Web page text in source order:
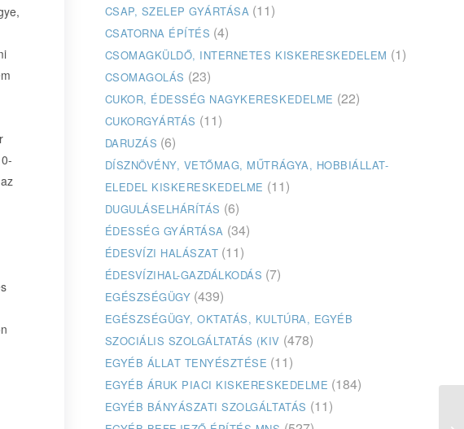
CSAP, SZELEP GYÁRTÁSA (11)
CSATORNA ÉPÍTÉS (4)
CSOMAGKÜLDŐ, INTERNETES KISKERESKEDELEM (1)
CSOMAGOLÁS (23)
CUKOR, ÉDESSÉG NAGYKERESKEDELME (22)
CUKORGYÁRTÁS (11)
DARUZÁS (6)
DÍSZNÖVÉNY, VETŐMAG, MŰTRÁGYA, HOBBIÁLLAT-
ELEDEL KISKERESKEDELME (11)
DUGULÁSELHÁRÍTÁS (6)
ÉDESSÉG GYÁRTÁSA (34)
ÉDESVÍZI HALÁSZAT (11)
ÉDESVÍZIHAL-GAZDÁLKODÁS (7)
EGÉSZSÉGÜGY (439)
EGÉSZSÉGÜGY, OKTATÁS, KULTÚRA, EGYÉB
SZOCIÁLIS SZOLGÁLTATÁS (KIV (478)
EGYÉB ÁLLAT TENYÉSZTÉSE (11)
EGYÉB ÁRUK PIACI KISKERESKEDELME (184)
EGYÉB BÁNYÁSZATI SZOLGÁLTATÁS (11)